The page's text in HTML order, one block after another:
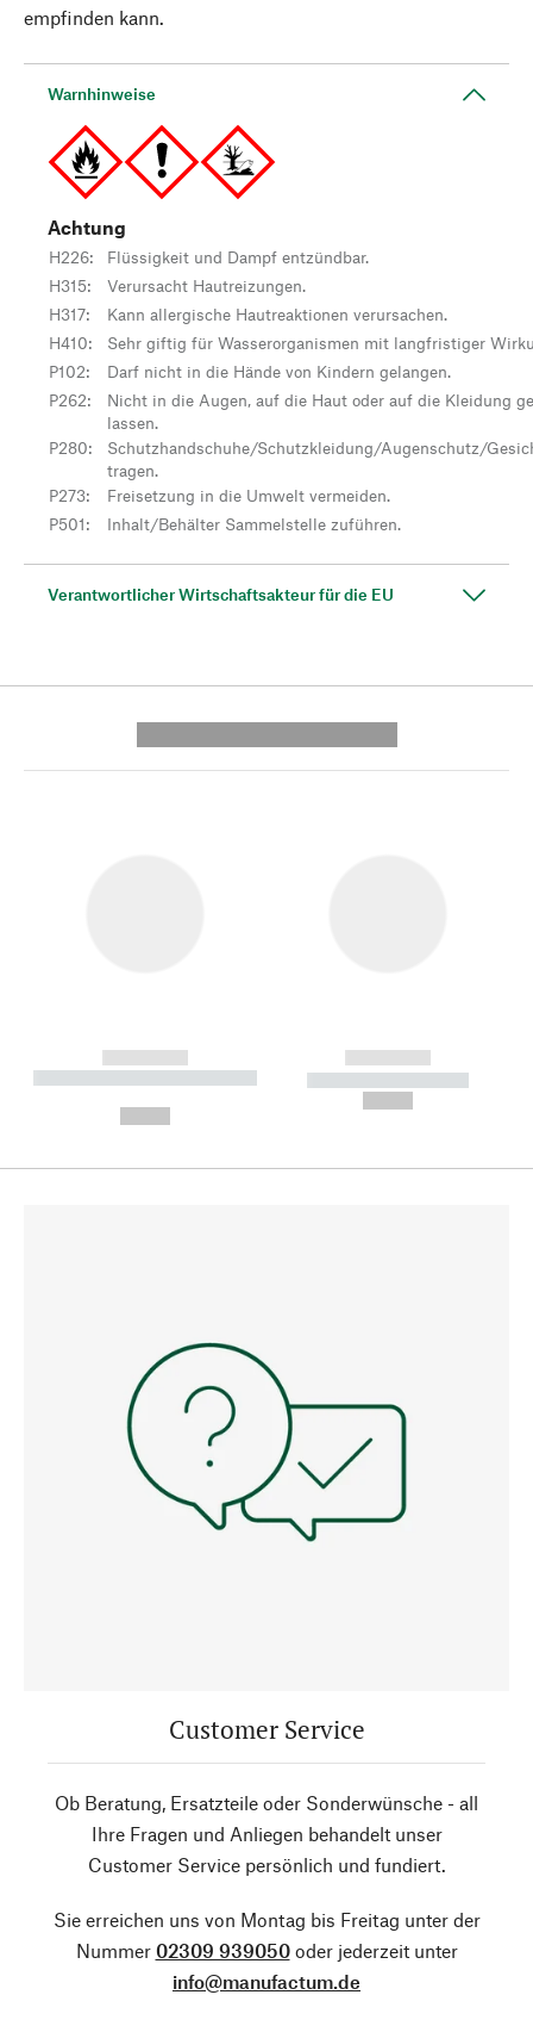
empfinden kann.
Warnhinweise
Achtung
H226:
Flüssigkeit und Dampf entzündbar.
H315:
Verursacht Hautreizungen.
H317:
Kann allergische Hautreaktionen verursachen.
H410:
Sehr giftig für Wasserorganismen mit langfristiger
P102:
Darf nicht in die Hände von Kindern gelangen.
P262:
Nicht in die Augen, auf die Haut oder auf die Kleidung
lassen.
P280:
Schutzhandschuhe/Schutzkleidung/Augenschutz/
tragen.
P273:
Freisetzung in die Umwelt vermeiden.
P501: Inhalt/Behälter Sammelstelle zuführen.
Verantwortlicher Wirtschaftsakteur für die EU
------------
----------- ----------- --------
------------
----------- -----------
Customer Service
Ob Beratung, Ersatzteile oder Sonderwünsche - all
Ihre Fragen und Anliegen behandelt unser
Customer Service persönlich und fundiert.
Sie erreichen uns von Montag bis Freitag unter der
Nummer 02309 939050oder jederzeit unter
info@manufactum.de